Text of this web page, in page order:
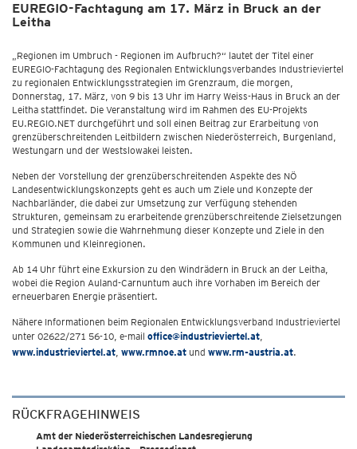
EUREGIO-Fachtagung am 17. März in Bruck an der
Leitha
„Regionen im Umbruch - Regionen im Aufbruch?“ lautet der Titel einer
EUREGIO-Fachtagung des Regionalen Entwicklungsverbandes Industrieviertel
zu regionalen Entwicklungsstrategien im Grenzraum, die morgen,
Donnerstag, 17. März, von 9 bis 13 Uhr im Harry Weiss-Haus in Bruck an der
Leitha stattfindet. Die Veranstaltung wird im Rahmen des EU-Projekts
EU.REGIO.NET durchgeführt und soll einen Beitrag zur Erarbeitung von
grenzüberschreitenden Leitbildern zwischen Niederösterreich, Burgenland,
Westungarn und der Westslowakei leisten.
Neben der Vorstellung der grenzüberschreitenden Aspekte des NÖ
Landesentwicklungskonzepts geht es auch um Ziele und Konzepte der
Nachbarländer, die dabei zur Umsetzung zur Verfügung stehenden
Strukturen, gemeinsam zu erarbeitende grenzüberschreitende Zielsetzungen
und Strategien sowie die Wahrnehmung dieser Konzepte und Ziele in den
Kommunen und Kleinregionen.
Ab 14 Uhr führt eine Exkursion zu den Windrädern in Bruck an der Leitha,
wobei die Region Auland-Carnuntum auch ihre Vorhaben im Bereich der
erneuerbaren Energie präsentiert.
Nähere Informationen beim Regionalen Entwicklungsverband Industrieviertel
unter 02622/271 56-10, e-mail office@industrieviertel.at,
www.industrieviertel.at, www.rmnoe.at und www.rm-austria.at.
RÜCKFRAGEHINWEIS
Amt der Niederösterreichischen Landesregierung